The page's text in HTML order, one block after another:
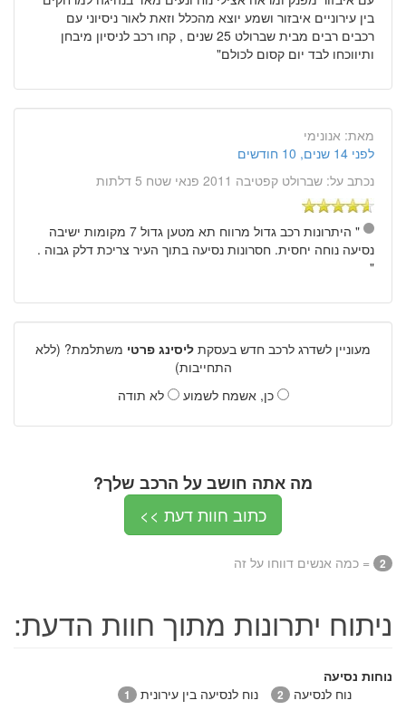
בין עירוניים איבזור ושמע יוצא מהכלל וזאת לאור ניסיוני עם
רכבים רבים מבית שברולט 25 שנים , קחו רכב לניסיון מיבחן
ותיווכחו לבד יום קסום לכולם"
מאת: אנונימי
לפני 14 שנים, 10 חודשים
נכתב על: שברולט קפטיבה 2011 פנאי שטח 5 דלתות
" היתרונות רכב גדול מרווח תא מטען גדול 7 מקומות ישיבה
נסיעה נוחה יחסית. חסרונות נסיעה בתוך העיר צריכת דלק גבוה .
"
מעוניין לשדרג לרכב חדש בעסקת ליסינג פרטי משתלמת? (ללא
התחייבות)
כן, אשמח לשמוע
לא תודה
מה אתה חושב על הרכב שלך?
כתוב חוות דעת >>
2 = כמה אנשים דווחו על זה
ניתוח יתרונות מתוך חוות הדעת:
נוחות נסיעה
נוח לנסיעה
2 נוח לנסיעה בין עירונית 1